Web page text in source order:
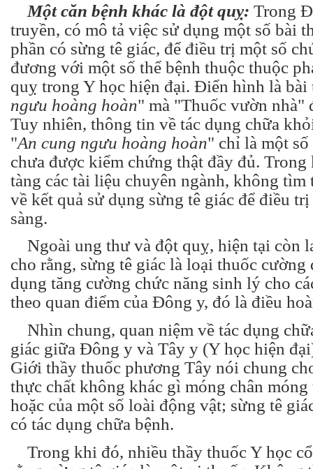
Một căn bệnh khác là đột quỵ: Trong
truyền, có mô tả việc sử dụng một số bài
phần có sừng tê giác, để điều trị một số
đương với một số thể bệnh thuộc thuộc
quỵ trong Y học hiện đại. Điển hình là bài
ngưu hoàng hoàn" mà "Thuốc vườn nhà"
Tuy nhiên, thông tin về tác dụng chữa
"An cung ngưu hoàng hoàn" chỉ là một
chưa được kiểm chứng thật đầy đủ.
tàng các tài liệu chuyên ngành, không tìm
về kết quả sử dụng sừng tê giác để điều
sàng.
Ngoài ung thư và đột quỵ, hiện tại còn
cho rằng, sừng tê giác là loại thuốc cường
dụng tăng cường chức năng sinh lý cho
theo quan điểm của Đông y, đó là điều
Nhìn chung, quan niệm về tác dụng
giác giữa Đông y và Tây y (Y học hiện
Giới thầy thuốc phương Tây nói chung
thực chất không khác gì móng chân
hoặc của một số loài động vật; sừng tê
có tác dụng chữa bệnh.
Trong khi đó, nhiều thầy thuốc Y học